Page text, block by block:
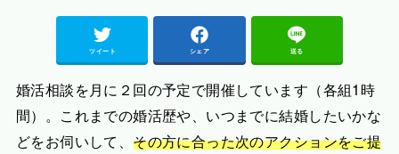
ツイート シェア 送る
婚活相談を月に２回の予定で開催しています（各組1時
間）。これまでの婚活歴や、いつまでに結婚したいかな
どをお伺いして、 その方に合った次のアクションをご提